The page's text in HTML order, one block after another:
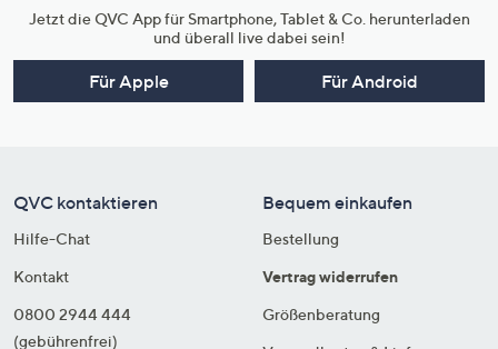
Jetzt die QVC App für Smartphone, Tablet & Co. herunterladen
und überall live dabei sein!
Für Apple Für Android
QVC kontaktieren
Hilfe-Chat
Kontakt
0800 2944 444
(gebührenfrei)
Bequem einkaufen
Bestellung
Vertrag widerrufen
Größenberatung